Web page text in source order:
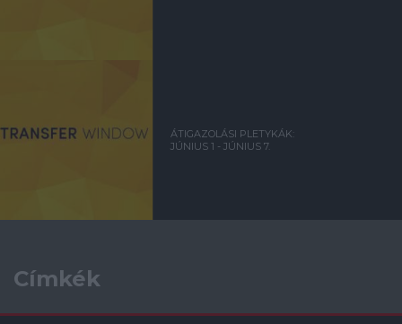
ÁTIGAZOLÁSI PLETYKÁK:
JÚNIUS 1 - JÚNIUS 7.
Címkék